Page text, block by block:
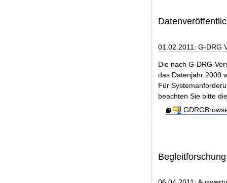
01.02.2011: G-DRG
Die nach G-DRG-
das Datenjahr 2009
Für
beachten Sie bitte
Begleitforschung